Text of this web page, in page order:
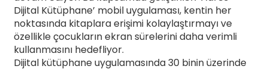
Dijital Kütüphane’ mobil uygulaması, kentin her
noktasında kitaplara erişimi kolaylaştırmayı ve
özellikle çocukların ekran sürelerini daha verimli
kullanmasını hedefliyor.
Dijital kütüphane uygulamasında 30 binin üzerinde